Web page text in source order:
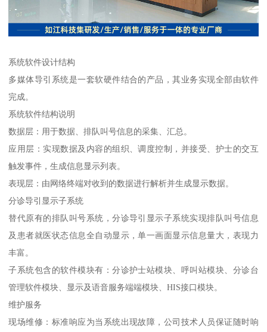
系统软件设计结构
多媒体导引系统是一套软硬件结合的产品，其业务实现全部由软件
完成。
系统软件结构说明
数据层：用于数据、排队叫号信息的采集、汇总。
应用层：实现数据及内容的组织、调度控制，并接受、护士的交互
触发事件，生成信息显示列表。
表现层：由网络终端对收到的数据进行解析并生成显示数据。
分诊导引显示子系统
替代原有的排队叫号系统，分诊导引显示子系统实现排队叫号信息
及患者就医状态信息全自动显示，单一画面显示信息量大，表现力
丰富。
子系统包含的软件模块有：分诊护士站模块、呼叫站模块、分诊台
管理软件模块、显示及语音服务端端模块、HIS接口模块。
维护服务
现场维修：标准响应为当系统出现故障，公司技术人员保证随时响